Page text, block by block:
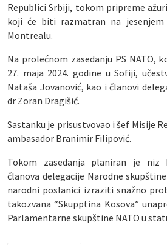
Republici Srbiji, tokom pripreme
koji će biti razmatran na jesenjem
Montrealu.
Na prolećnom zasedanju PS NATO,
27. maja 2024. godine u Sofiji,
Nataša Jovanović, kao i članovi
dr Zoran Dragišić.
Sastanku je prisustvovao i šef Misije
ambasador Branimir Filipović.
Tokom zasedanja planiran je niz
članova delegacije Narodne
narodni poslanici izraziti snažno
takozvana “Skupptina Kosova”
Parlamentarne skupštine NATO u